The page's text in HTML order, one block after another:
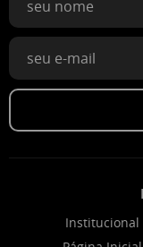
Institucional